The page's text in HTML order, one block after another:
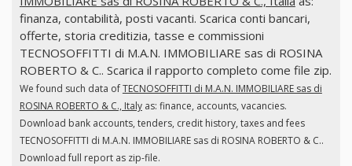
finanza, contabilità, posti vacanti. Scarica conti bancari,
offerte, storia creditizia, tasse e commissioni
TECNOSOFFITTI di M.A.N. IMMOBILIARE sas di ROSINA
ROBERTO & C.. Scarica il rapporto completo come file zip.
We found such data ofTECNOSOFFITTI di M.A.N. IMMOBILIARE sas di
ROSINA ROBERTO & C., Italyas: finance, accounts, vacancies.
Download bank accounts, tenders, credit history, taxes and fees
TECNOSOFFITTI di M.A.N. IMMOBILIARE sas di ROSINA ROBERTO & C..
Download full report as zip-file.